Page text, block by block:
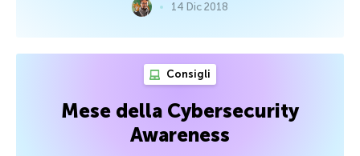
14 Dic 2018
Consigli
Mese della Cybersecurity
Awareness